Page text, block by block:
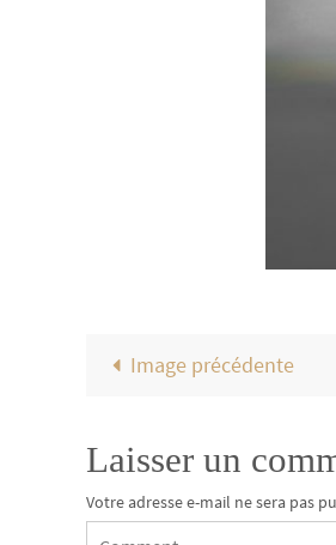
Image précédente
Laisser un
Votre adresse e-mail ne sera pas